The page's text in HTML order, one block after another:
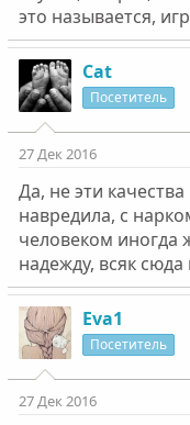
это называется,
Cat
Посетитель
27 Дек 2016
Да, не эти
навредила, с
человеком иногда
надежду, всяк
Eva1
Посетитель
27 Дек 2016